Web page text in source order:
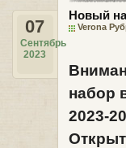
Новый
Verona
07
Сентябрь
2023
набор
2023-